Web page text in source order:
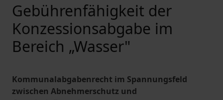
Gebührenfähigkeit der
Konzessionsabgabe im
Bereich „Wasser"
Kommunalabgabenrecht im Spannungsfeld
zwischen Abnehmerschutz und